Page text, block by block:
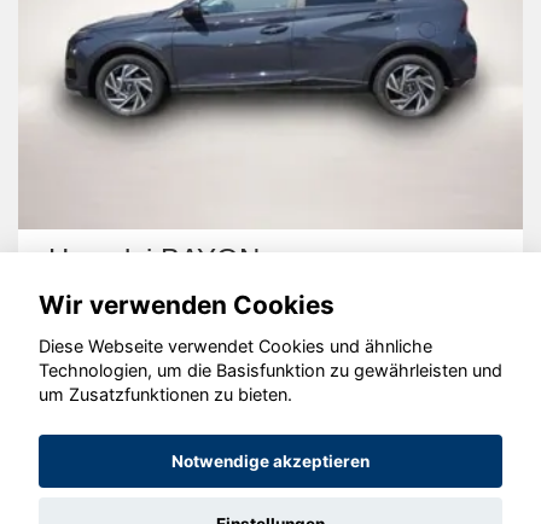
Hyundai BAYON
© konjunkturmotor.de GmbH 2020 - 2026
Wir verwenden Cookies
Diese Webseite verwendet Cookies und ähnliche
Technologien, um die Basisfunktion zu gewährleisten und
um Zusatzfunktionen zu bieten.
Notwendige akzeptieren